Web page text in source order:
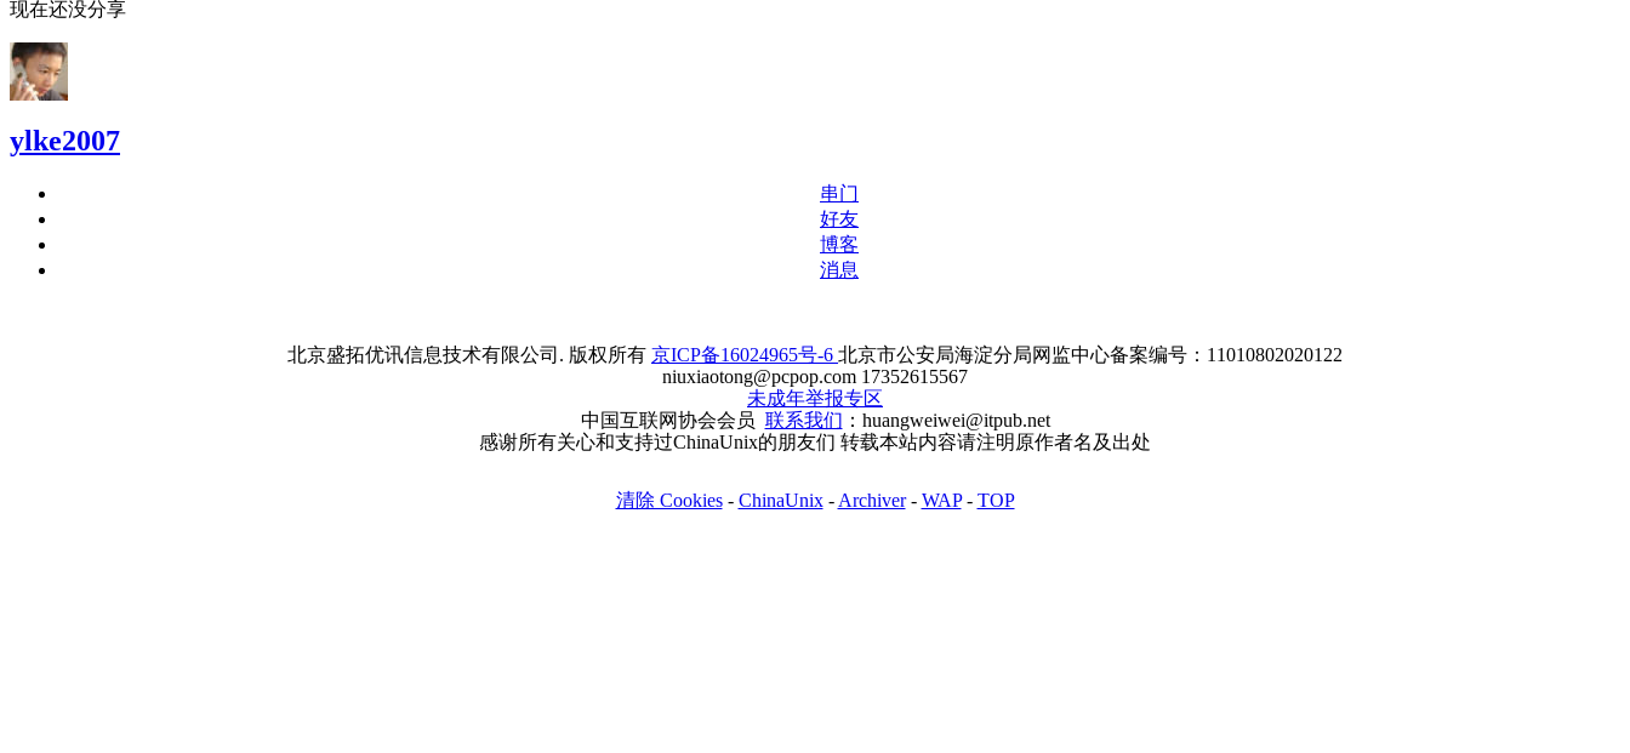
现在还没分享
ylke2007
串门
好友
博客
消息
北京盛拓优讯信息技术有限公司. 版权所有 京ICP备16024965号-6 北京市公安局海淀分局网监中心备案编号：11010802020122
niuxiaotong@pcpop.com 17352615567
未成年举报专区
中国互联网协会会员 联系我们 ：huangweiwei@itpub.net
感谢所有关心和支持过ChinaUnix的朋友们 转载本站内容请注明原作者名及出处
清除 Cookies- ChinaUnix- Archiver- WAP- TOP